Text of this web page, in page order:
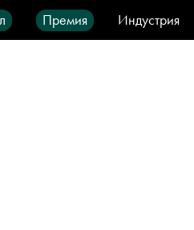
Премия
Индустрия
IT-продукты